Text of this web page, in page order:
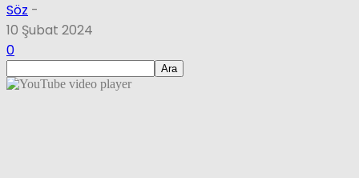
Söz -
10 Şubat 2024
0